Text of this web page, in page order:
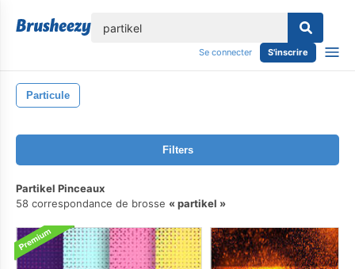
Se connecter S'inscrire
Particule
Filters
Partikel Pinceaux
58 correspondance de brosse
partikel